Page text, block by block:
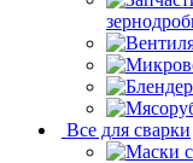
Все для сварки